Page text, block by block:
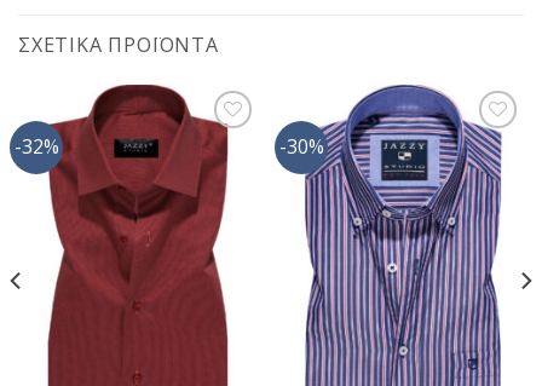
ΣΧΕΤΙΚΆ ΠΡΟΪΌΝΤΑ
-32%
Προσθήκη
στη Λίστα
Επιθυμίας
-30%
Προσθήκη
στη Λίστα
Επιθυμίας